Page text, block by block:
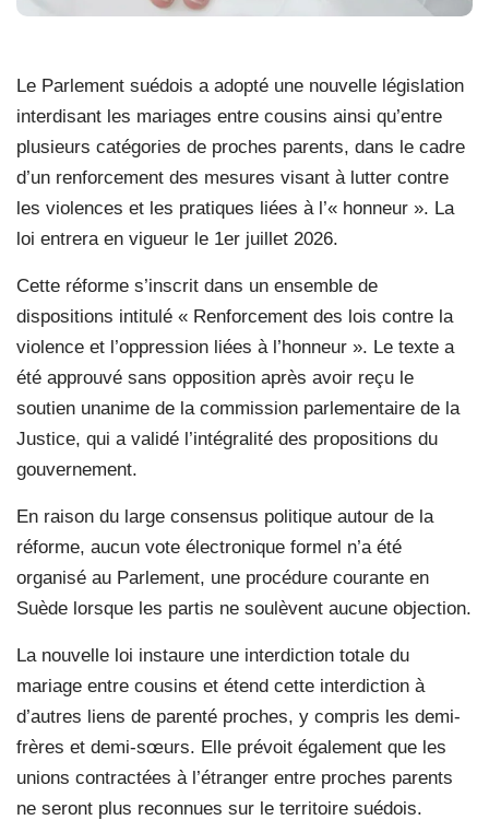
Le Parlement suédois a adopté une nouvelle législation
interdisant les mariages entre cousins ainsi qu’entre
plusieurs catégories de proches parents, dans le cadre
d’un renforcement des mesures visant à lutter contre
les violences et les pratiques liées à l’« honneur ». La
loi entrera en vigueur le 1er juillet 2026.
Cette réforme s’inscrit dans un ensemble de
dispositions intitulé « Renforcement des lois contre la
violence et l’oppression liées à l’honneur ». Le texte a
été approuvé sans opposition après avoir reçu le
soutien unanime de la commission parlementaire de la
Justice, qui a validé l’intégralité des propositions du
gouvernement.
En raison du large consensus politique autour de la
réforme, aucun vote électronique formel n’a été
organisé au Parlement, une procédure courante en
Suède lorsque les partis ne soulèvent aucune objection.
La nouvelle loi instaure une interdiction totale du
mariage entre cousins et étend cette interdiction à
d’autres liens de parenté proches, y compris les demi-
frères et demi-sœurs. Elle prévoit également que les
unions contractées à l’étranger entre proches parents
ne seront plus reconnues sur le territoire suédois.